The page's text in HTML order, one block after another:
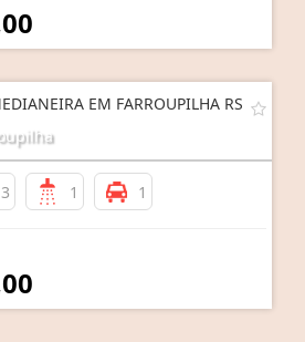
EM FARROUPILHA RS
3 1 1